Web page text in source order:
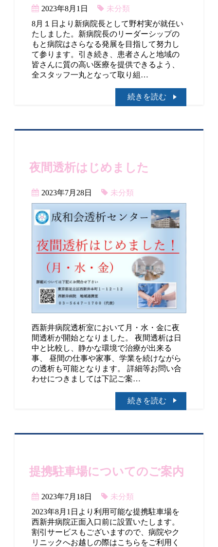
2023年8月1日
未分類
8月１日より新病院長として野村実が就任い
たしました。新病院長のリーダーシップの
もと病院はさらなる発展を目指して努力し
て参ります。引き続き、患者さんと地域の
皆さんに質の高い医療を提供できるよう、
全スタッフ一丸となって取り組…
続きを読む
夜間透析はじめました
2023年7月28日 未分類
西新井病院透析室において月・水・金に夜
間透析が開始となりました。 夜間透析は日
中と比較し、静かな環境で治療が出来る
事、 昼間の仕事や家事、学業を続けながら
の透析も可能となります。 詳細等お問い合
わせにつきましては下記ご案…
続きを読む
提携駐車場についてのご案内
2023年7月18日
未分類
2023年8月1日より利用可能な提携駐車場を
西新井病院正面入口前に設置いたします。
割引サービスもございますので、病院やク
リニックへお越しの際はこちらをご利用く